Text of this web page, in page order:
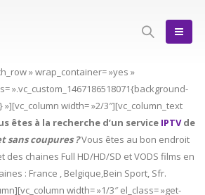
» wrap_container= »yes »
».vc_custom_1467186518071{background-
width= »2/3″][vc_column_text
êtes à la recherche d’un service IPTVde
sans coupures ?Vous êtes au bon endroit
des chaines Full HD/HD/SD et VODS films en
: France , Belgique,Bein Sport, Sfr.
width= »1/3″ el_class= »get-